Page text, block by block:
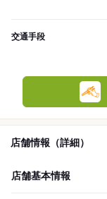
交通手段
店舗情報（詳細）
店舗基本情報